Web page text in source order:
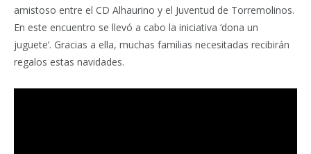
amistoso entre el CD Alhaurino y el Juventud de Torremolinos.
En este encuentro se llevó a cabo la iniciativa ‘dona un
juguete’. Gracias a ella, muchas familias necesitadas recibirán
regalos estas navidades.